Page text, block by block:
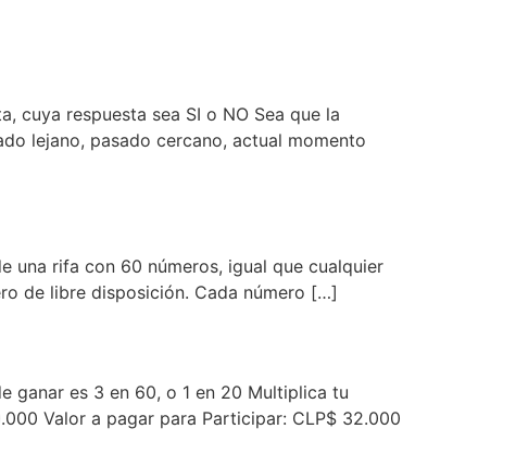
cuya respuesta sea SI o NO Sea que la
lejano, pasado cercano, actual momento
una rifa con 60 números, igual que cualquier
de libre disposición. Cada número […]
ganar es 3 en 60, o 1 en 20 Multiplica tu
Valor a pagar para Participar: CLP$ 32.000